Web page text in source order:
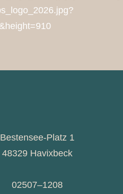
Bestensee-Platz 1
48329 Havixbeck
02507–1208